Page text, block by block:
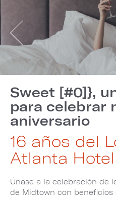
Sweet [#0]},
para celebrar
aniversario
16 años del
Atlanta Hotel
Únase a la celebración de
de Midtown con beneficios